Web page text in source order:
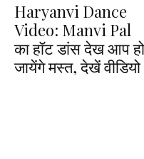
Haryanvi Dance
Video: Manvi Pal
का हॉट डांस देख आप हो
जायेंगे मस्त, देखें वीडियो